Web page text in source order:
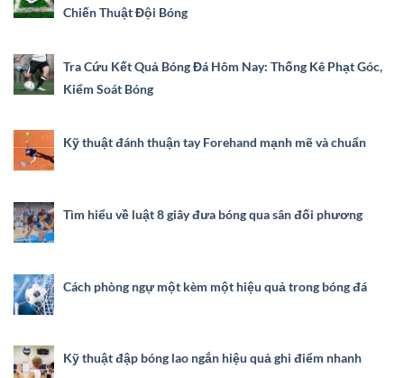
Chiến Thuật Đội Bóng
Tra Cứu Kết Quả Bóng Đá Hôm Nay: Thống Kê Phạt Góc,
Kiểm Soát Bóng
Kỹ thuật đánh thuận tay Forehand mạnh mẽ và chuẩn
Tìm hiểu về luật 8 giây đưa bóng qua sân đối phương
Cách phòng ngự một kèm một hiệu quả trong bóng đá
Kỹ thuật đập bóng lao ngắn hiệu quả ghi điểm nhanh